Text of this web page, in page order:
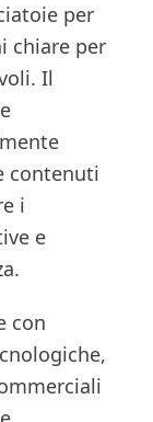
per
chiare per
Il
contenuti
i
e
con